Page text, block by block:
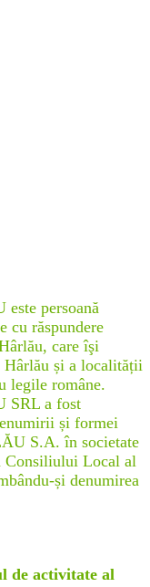
persoană
cu răspundere
care îşi
Hârlău și a localității
legile române.
SRL a fost
și formei
S.A. în societate
Consiliului Local al
și denumirea
de activitate al